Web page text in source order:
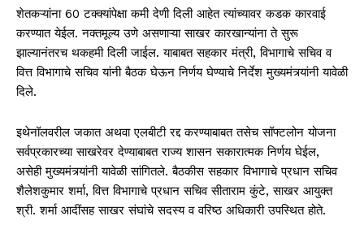
शेतकऱ्यांना 60 टक्क्यांपेक्षा कमी देणी दिली आहेत त्यांच्यावर कडक कारवाई
करण्यात येईल. नक्तमूल्य उणे असणाऱ्या साखर कारखान्यांना ते सुरू
झाल्यानंतरच थकहमी दिली जाईल. याबाबत सहकार मंत्री, विभागाचे सचिव व
वित्त विभागाचे सचिव यांनी बैठक घेऊन निर्णय घेण्याचे निर्देश मुख्यमंत्र्यांनी यावेळी
दिले.
इथेनॉलवरील जकात अथवा एलबीटी रद्द करण्याबाबत तसेच सॉफ्टलोन योजना
सर्वप्रकारच्या साखरेवर देण्याबाबत राज्य शासन सकारात्मक निर्णय घेईल,
असेही मुख्यमंत्र्यांनी यावेळी सांगितले. बैठकीस सहकार विभागाचे प्रधान सचिव
शैलेशकुमार शर्मा, वित्त विभागाचे प्रधान सचिव सीताराम कुंटे, साखर आयुक्त
श्री. शर्मा आदींसह साखर संघांचे सदस्य व वरिष्ठ अधिकारी उपस्थित होते.